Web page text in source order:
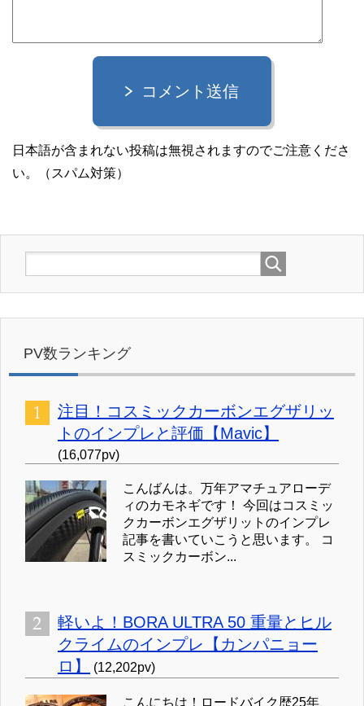
コメント送信
日本語が含まれない投稿は無視されますのでご注意くださ
い。（スパム対策）
PV数ランキング
注目！コスミックカーボンエグザリッ
トのインプレと評価【Mavic】
(16,077pv)
こんばんは。万年アマチュアローデ
ィのカモネギです！ 今回はコスミッ
クカーボンエグザリットのインプレ
記事を書いていこうと思います。 コ
スミックカーボン...
軽いよ！BORA ULTRA 50 重量とヒル
クライムのインプレ【カンパニョー
ロ】
(12,202pv)
こんにちは！ロードバイク歴25年、